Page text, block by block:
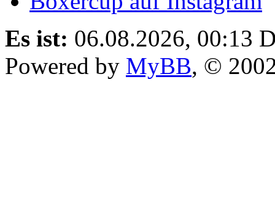
Es ist: 06.08.2026, 00:13
Powered by MyBB, ©